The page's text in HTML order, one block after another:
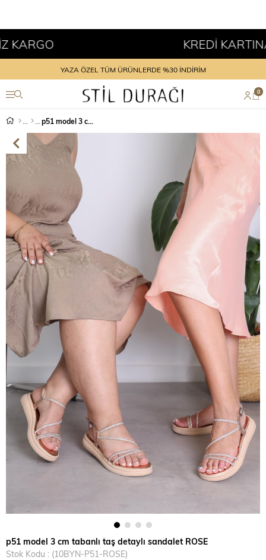
KREDİ KARTINA
YAZA ÖZEL TÜM ÜRÜNLERDE %30 İNDİRİM
0
p51 model 3 cm tabanlı taş detaylı sandalet ROSE
p51 model 3 cm tabanlı taş detaylı sandalet ROSE
Stok Kodu
(10BYN-P51-ROSE)